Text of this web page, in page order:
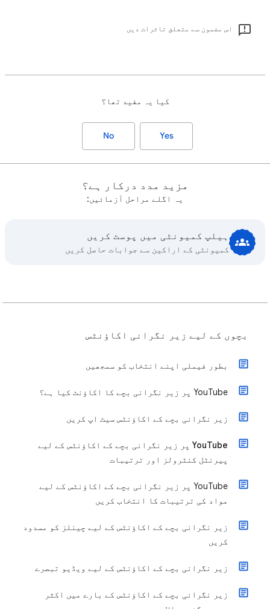
اس مضمون سے متعلق تاثرات دیں
کیا یہ مفید تھا؟
Yes
No
مزید مدد درکار ہے؟
یہ اگلے مراحل آزمائيں:
ہیلپ کمیونٹی میں پوسٹ کریں
کمیونٹی کے اراکین سے جوابات حاصل کریں
بچوں کے لیے زیر نگرانی اکاؤنٹس
بطور فیملی اپنے انتخاب کو سمجھیں
‫YouTube پر زیر نگرانی بچے کا اکاؤنٹ کیا ہے؟
زیر نگرانی بچے کے اکاؤنٹس سیٹ اپ کریں
‫YouTube پر زیر نگرانی بچے کے اکاؤنٹس کے لیے
پیرنٹل کنٹرولز اور ترتیبات
‫YouTube پر زیر نگرانی بچے کے اکاؤنٹس کے لیے
مواد کی ترتیبات کا انتخاب کریں
زیر نگرانی بچے کے اکاؤنٹس کے لیے چینلز کو مسدود
کریں
زیر نگرانی بچے کے اکاؤنٹس کے لیے ویڈیو تبصرے
زیر نگرانی بچے کے اکاؤنٹس کے بارے میں اکثر